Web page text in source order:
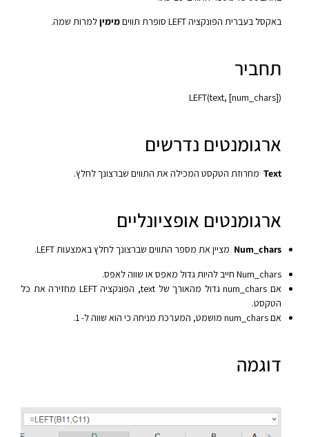
באקסל בעברית הפונקציה LEFT סופרת תווים
מימיןלמרות שמה.
תחביר
LEFT(text, [num_chars])‎
ארגומנטים נדרשים
Text מחרוזת הטקסט המכילה את התווים שברצונך לחלץ.
ארגומנטים אופציונליים
Num_chars מציין את מספר התווים שברצונך לחלץ באמצעות LEFT.
Num_chars חייב להיות גדול מאפס או שווה לאפס.
אם num_chars גדול מהאורך של text, הפונקציה LEFT מחזירה את כל
הטקסט.
אם num_chars מושמט, המערכת מניחה כי הוא שווה ל- 1.
דוגמה